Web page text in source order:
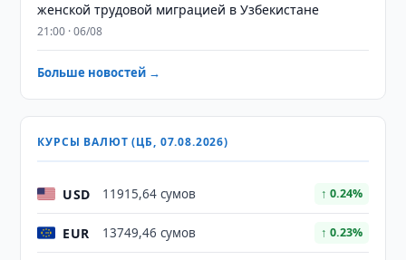
женской трудовой миграцией в Узбекистане
21:00 · 06/08
Больше новостей →
КУРСЫ ВАЛЮТ (ЦБ, 07.08.2026)
USD 11915,64 сумов ↑ 0.24%
EUR 13749,46 сумов ↑ 0.23%